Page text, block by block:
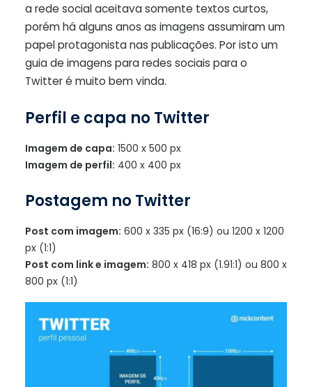
a rede social aceitava somente textos curtos,
porém há alguns anos as imagens assumiram um
papel protagonista nas publicações. Por isto um
guia de imagens para redes sociais para o
Twitter é muito bem vinda.
Perfil e capa no Twitter
Imagem de capa: 1500 x 500 px
Imagem de perfil: 400 x 400 px
Postagem no Twitter
Post com imagem: 600 x 335 px (16:9) ou 1200 x 1200
px (1:1)
Post com link e imagem: 800 x 418 px (1.91:1) ou 800 x
800 px (1:1)